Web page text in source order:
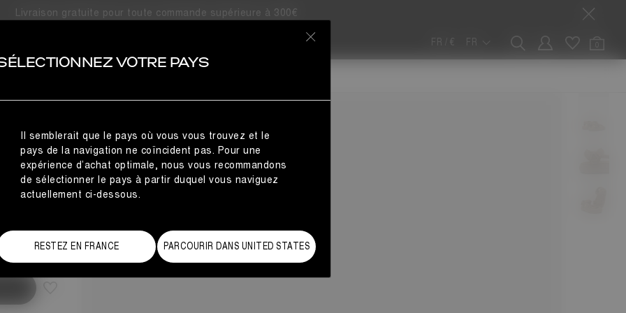
Livraison gratuite pour toute commande supérieure à 300€
FR / € 0
VOTRE PAYS
Il semblerait que le pays où vous vous trouvez et le
pays de la navigation ne coïncident pas. Pour une
expérience d’achat optimale, nous vous recommandons
de sélectionner le pays à partir duquel vous naviguez
actuellement ci-dessous.
RESTEZ EN FRANCE PARCOURIR DANS UNITED STATES